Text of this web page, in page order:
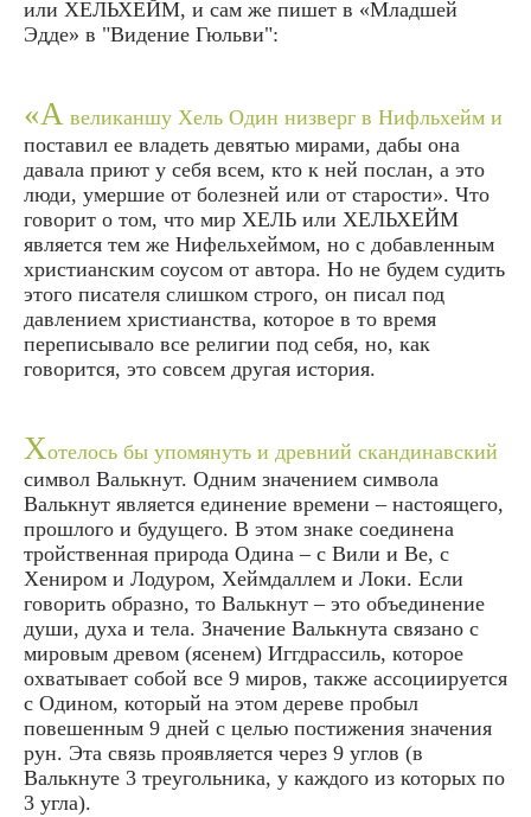
или ХЕЛЬХЕЙМ, и сам же пишет в «Младшей
Эдде» в "Видение Гюльви":
«А великаншу Хель Один низверг в Нифльхейм и
поставил ее владеть девятью мирами, дабы она
давала приют у себя всем, кто к ней послан, а это
люди, умершие от болезней или от старости». Что
говорит о том, что мир ХЕЛЬ или ХЕЛЬХЕЙМ
является тем же Нифельхеймом, но с добавленным
христианским соусом от автора. Но не будем судить
этого писателя слишком строго, он писал под
давлением христианства, которое в то время
переписывало все религии под себя, но, как
говорится, это совсем другая история.
Хотелось бы упомянуть и древний скандинавский
символ Валькнут. Одним значением символа
Валькнут является единение времени – настоящего,
прошлого и будущего. В этом знаке соединена
тройственная природа Одина – с Вили и Ве, с
Хениром и Лодуром, Хеймдаллем и Локи. Если
говорить образно, то Валькнут – это объединение
души, духа и тела. Значение Валькнута связано с
мировым древом (ясенем) Иггдрассиль, которое
охватывает собой все 9 миров, также ассоциируется
с Одином, который на этом дереве пробыл
повешенным 9 дней с целью постижения значения
рун. Эта связь проявляется через 9 углов (в
Валькнуте 3 треугольника, у каждого из которых по
3 угла).